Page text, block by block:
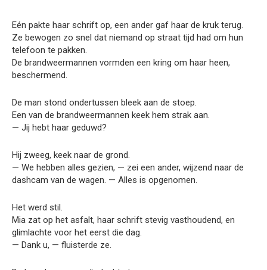
Eén pakte haar schrift op, een ander gaf haar de kruk terug.
Ze bewogen zo snel dat niemand op straat tijd had om hun
telefoon te pakken.
De brandweermannen vormden een kring om haar heen,
beschermend.
De man stond ondertussen bleek aan de stoep.
Een van de brandweermannen keek hem strak aan.
— Jij hebt haar geduwd?
Hij zweeg, keek naar de grond.
— We hebben alles gezien, — zei een ander, wijzend naar de
dashcam van de wagen. — Alles is opgenomen.
Het werd stil.
Mia zat op het asfalt, haar schrift stevig vasthoudend, en
glimlachte voor het eerst die dag.
— Dank u, — fluisterde ze.